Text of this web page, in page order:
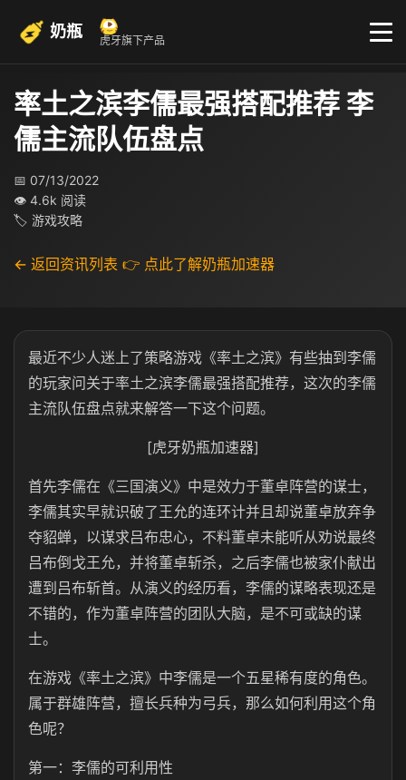
奶瓶 虎牙旗下产品
率土之滨李儒最强搭配推荐 李
儒主流队伍盘点
📅 07/13/2022
👁 4.6k 阅读
🏷 游戏攻略
← 返回资讯列表 👉 点此了解奶瓶加速器
最近不少人迷上了策略游戏《率土之滨》有些抽到李儒
的玩家问关于率土之滨李儒最强搭配推荐，这次的李儒
主流队伍盘点就来解答一下这个问题。
[虎牙奶瓶加速器]
首先李儒在《三国演义》中是效力于董卓阵营的谋士，
李儒其实早就识破了王允的连环计并且却说董卓放弃争
夺貂蝉，以谋求吕布忠心，不料董卓未能听从劝说最终
吕布倒戈王允，并将董卓斩杀，之后李儒也被家仆献出
遭到吕布斩首。从演义的经历看，李儒的谋略表现还是
不错的，作为董卓阵营的团队大脑，是不可或缺的谋
士。
在游戏《率土之滨》中李儒是一个五星稀有度的角色。
属于群雄阵营，擅长兵种为弓兵，那么如何利用这个角
色呢？
第一：李儒的可利用性